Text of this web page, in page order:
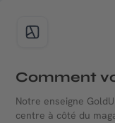
Comment
Notre enseigne
centre à côté du